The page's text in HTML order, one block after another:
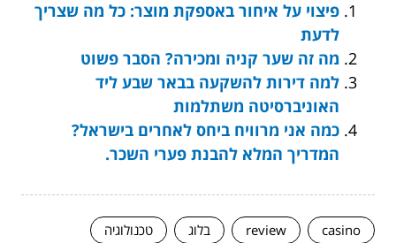
פיצוי על איחור באספקת מוצר: כל מה שצריך
לדעת
מה זה שער קניה ומכירה? הסבר פשוט
למה דירות להשקעה בבאר שבע ליד
האוניברסיטה משתלמות
כמה אני מרוויח ביחס לאחרים בישראל?
המדריך המלא להבנת פערי השכר.
casino
review בלוג
טכנולוגיה